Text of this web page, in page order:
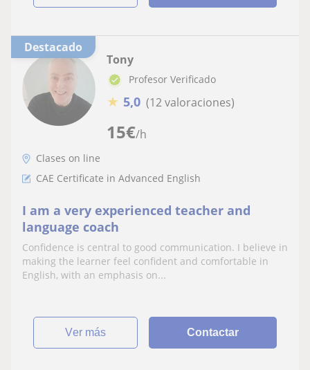
Destacado
15€/h
Tony
Profesor Verificado
★ 5,0 (12 valoraciones)
Clases on line
CAE Certificate in Advanced English
I am a very experienced teacher and
language coach
Confidence is central to good communication. I believe in
making the learner feel confident and comfortable in
English, with an emphasis on...
ver más Contactar